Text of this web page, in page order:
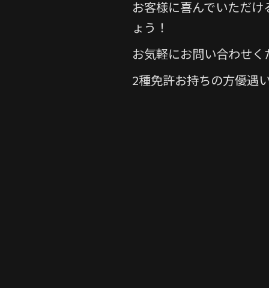
お客様に喜んでいただ
ょう！
お気軽にお問い合わせ
2種免許お持ちの方優遇